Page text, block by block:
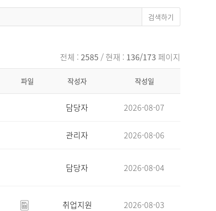
전체 : 2585 / 현재 : 136/173 페이지
파일 작성자 작성일
담당자 2026-08-07
관리자 2026-08-06
담당자 2026-08-04
취업지원 2026-08-03